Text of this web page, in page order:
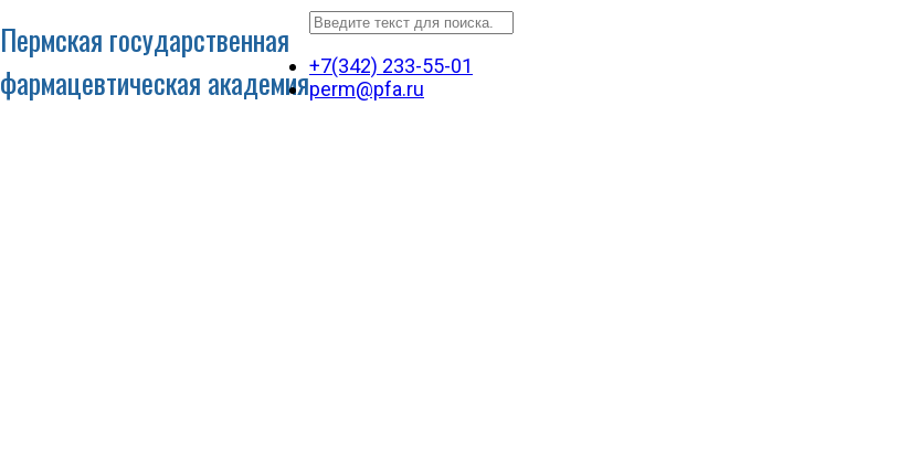
Пермская государственная
фармацевтическая академия+7(342) 233-55-01
perm@pfa.ru